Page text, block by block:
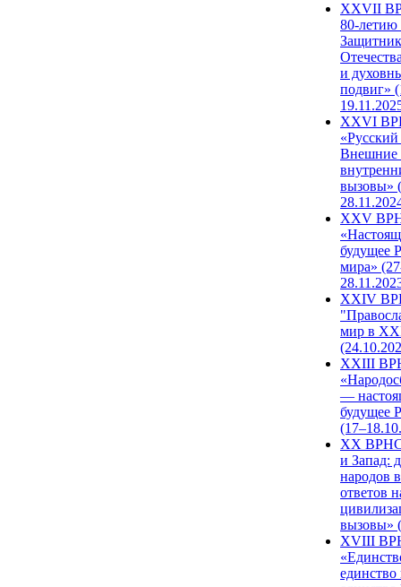
ХХVII
80-
и
подвиг»
XXVI
Внешние
вызовы»
XXV
будущее
мира»
XXIV
мир в
XXIII
—
будущее
XX ВРНС
и Запад:
народов
ответов
вызовы»
XVIII
единство